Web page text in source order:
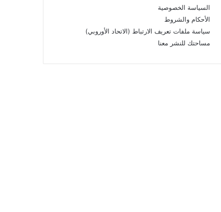
السياسة الخصوصية
الأحكام والشروط
سياسة ملفات تعريف الارتباط (الاتحاد الأوروبي)
مساحتك للنشر معنا